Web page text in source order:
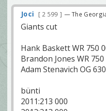
Joci 2 599 — The
Giants cut
Hank Baskett WR 750
Brandon Jones WR
Adam Stenavich OG
bünti
2011:213 000